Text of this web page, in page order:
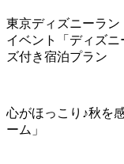
東京ディズニーラ
イベント「ディズ
ズ付き宿泊プラン
心がほっこり♪秋を
ーム」